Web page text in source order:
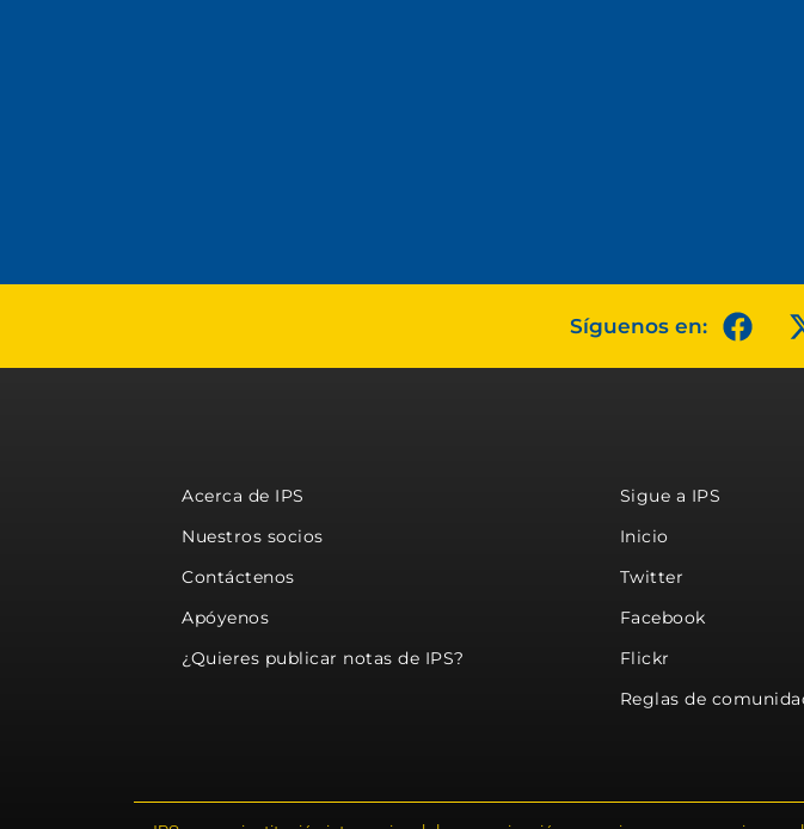
Síguenos en:
Acerca de IPS
Nuestros socios
Contáctenos
Apóyenos
¿Quieres publicar notas de IPS?
Sigue a IPS
Inicio
Twitter
Facebook
Flickr
Reglas de